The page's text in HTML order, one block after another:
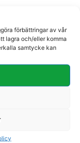
förbättringar av vår
lagra och/eller komma
samtycke kan
1595kr